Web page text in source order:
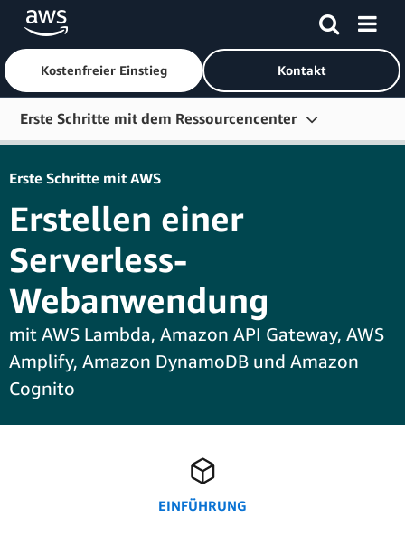
Überspringen zum Hauptinhalt
Kostenfreier Einstieg Kontakt
Erste Schritte mit dem Ressourcencenter
In Kontakt treten
Entwicklertools
Weitere Ressourcen
Nach Rolle durchsuchen
Erste Schritte mit AWS
Erstellen einer
Serverless-
Webanwendung
mit AWS Lambda, Amazon API Gateway, AWS
Amplify, Amazon DynamoDB und Amazon
Cognito
EINFÜHRUNG